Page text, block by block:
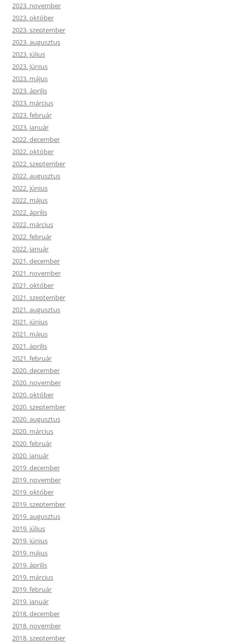
2023. november
2023. október
2023. szeptember
2023. augusztus
2023. július
2023. június
2023. május
2023. április
2023. március
2023. február
2023. január
2022. december
2022. október
2022. szeptember
2022. augusztus
2022. június
2022. május
2022. április
2022. március
2022. február
2022. január
2021. december
2021. november
2021. október
2021. szeptember
2021. augusztus
2021. június
2021. május
2021. április
2021. február
2020. december
2020. november
2020. október
2020. szeptember
2020. augusztus
2020. március
2020. február
2020. január
2019. december
2019. november
2019. október
2019. szeptember
2019. augusztus
2019. július
2019. június
2019. május
2019. április
2019. március
2019. február
2019. január
2018. december
2018. november
2018. szeptember